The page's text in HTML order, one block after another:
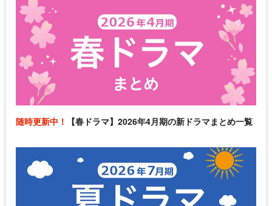
随時更新中！ 【春ドラマ】2026年4月期の新ドラマまとめ一覧